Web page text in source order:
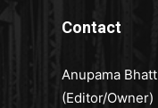
Contact
Anupama Bhatt
(Editor/Owner)